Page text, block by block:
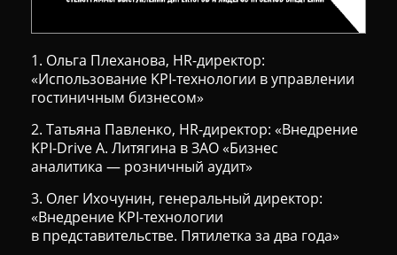
1. Ольга Плеханова, HR-директор:
«Использование KPI-технологии в управлении
гостиничным бизнесом»
2. Татьяна Павленко, HR-директор: «Внедрение
KPI-Drive А. Литягина в ЗАО «Бизнес
аналитика — розничный аудит»
3. Олег Ихочунин, генеральный директор:
«Внедрение KPI-технологии
в представительстве. Пятилетка за два года»